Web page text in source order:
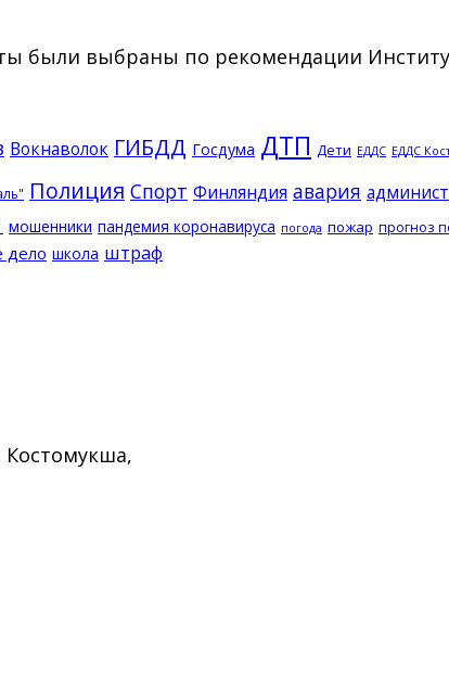
были выбраны по рекомендации
Вокнаволок ГИБДД Госдума ДТП Дети ЕДДС ЕДДС
Полиция Спорт Финляндия авария
мошенники пандемия коронавируса погода пожар прогноз
дело школа штраф
Костомукша,